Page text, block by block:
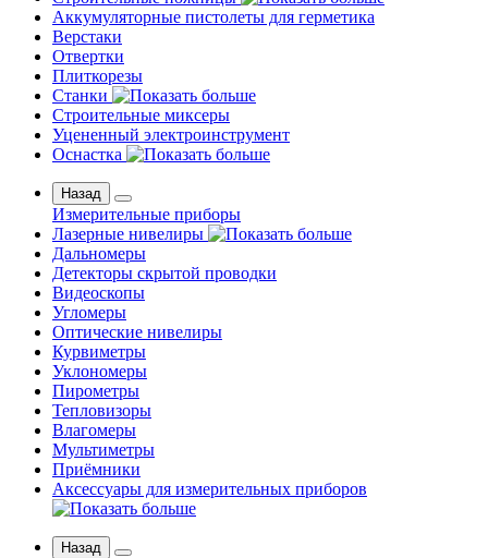
Аккумуляторные пистолеты для герметика
Верстаки
Отвертки
Плиткорезы
Станки
Строительные миксеры
Уцененный электроинструмент
Оснастка
Назад
Измерительные приборы
Лазерные нивелиры
Дальномеры
Детекторы скрытой проводки
Видеоскопы
Угломеры
Оптические нивелиры
Курвиметры
Уклономеры
Пирометры
Тепловизоры
Влагомеры
Мультиметры
Приёмники
Аксессуары для измерительных приборов
Назад